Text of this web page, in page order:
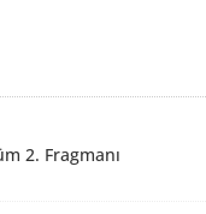
2. Fragmanı